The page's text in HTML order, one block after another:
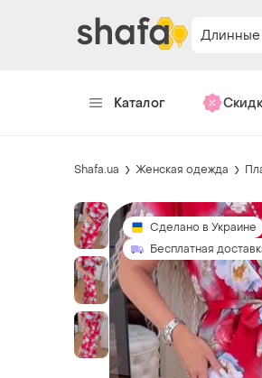
Длинные
Каталог
Shafa.ua Женская одежда
Сделано в Украине
Бесплатная